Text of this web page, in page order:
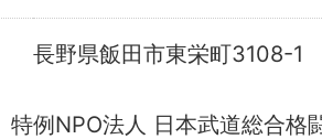
長野県飯田市東栄町3108-1
特例NPO法人 日本武道総合格